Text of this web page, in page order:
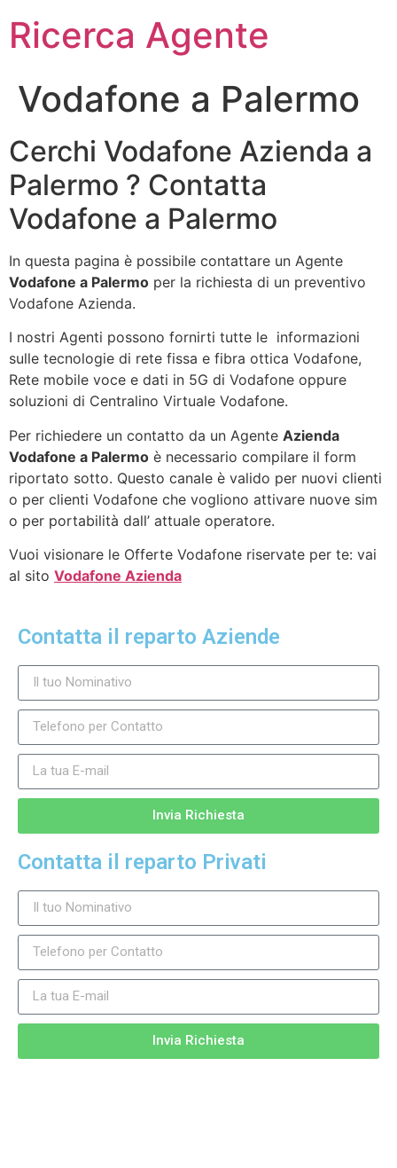
Ricerca Agente
Vodafone a Palermo
Cerchi Vodafone Azienda a
Palermo ? Contatta
Vodafone a Palermo
In questa pagina è possibile contattare un Agente
Vodafone a Palermo per la richiesta di un preventivo
Vodafone Azienda.
I nostri Agenti possono fornirti tutte le informazioni
sulle tecnologie di rete fissa e fibra ottica Vodafone,
Rete mobile voce e dati in 5G di Vodafone oppure
soluzioni di Centralino Virtuale Vodafone.
Per richiedere un contatto da un Agente Azienda
Vodafone a Palermo è necessario compilare il form
riportato sotto. Questo canale è valido per nuovi clienti
o per clienti Vodafone che vogliono attivare nuove sim
o per portabilità dall’ attuale operatore.
Vuoi visionare le Offerte Vodafone riservate per te: vai
al sito Vodafone Azienda
Contatta il reparto Aziende
Invia Richiesta
Contatta il reparto Privati
Invia Richiesta